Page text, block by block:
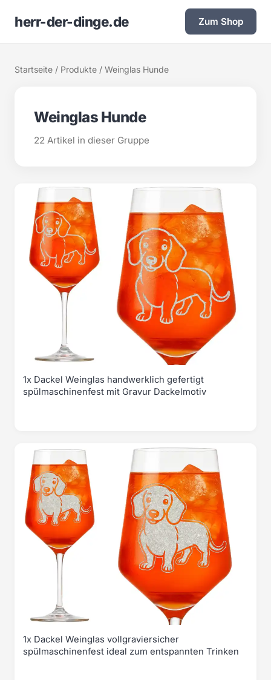
herr-der-dinge.de Zum Shop
Startseite / Produkte / Weinglas Hunde
Weinglas Hunde
22 Artikel in dieser Gruppe
1x Dackel Weinglas handwerklich gefertigt
spülmaschinenfest mit Gravur Dackelmotiv
1x Dackel Weinglas vollgraviersicher
spülmaschinenfest ideal zum entspannten Trinken